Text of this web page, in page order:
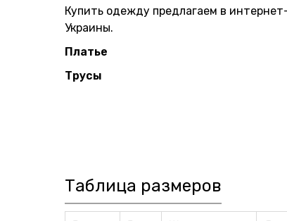
Купить одежду предлагаем в
Украины.
Платье
Трусы
Таблица размеров